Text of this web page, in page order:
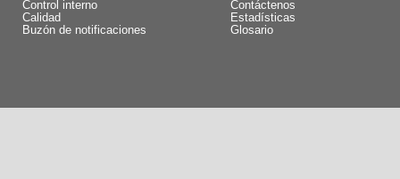
Control interno
Calidad
Buzón de notificaciones
Contáctenos
Estadísticas
Glosario